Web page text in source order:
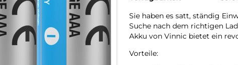
Sie haben es satt, ständig
Suche nach dem richtigen
Akku von Vinnic bietet ein
Vorteile: